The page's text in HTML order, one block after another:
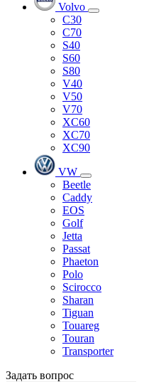
Volvo
C30
C70
S40
S60
S80
V40
V50
V70
XC60
XC70
XC90
VW
Beetle
Caddy
EOS
Golf
Jetta
Passat
Phaeton
Polo
Scirocco
Sharan
Tiguan
Touareg
Touran
Transporter
Задать вопрос